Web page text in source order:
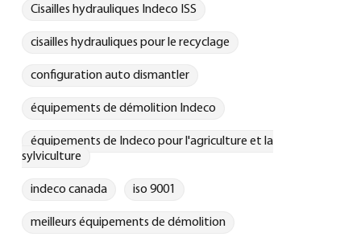
Cisailles hydrauliques Indeco ISS
cisailles hydrauliques pour le recyclage
configuration auto dismantler
équipements de démolition Indeco
équipements de Indeco pour l'agriculture et la
sylviculture
indeco canada iso 9001
meilleurs équipements de démolition